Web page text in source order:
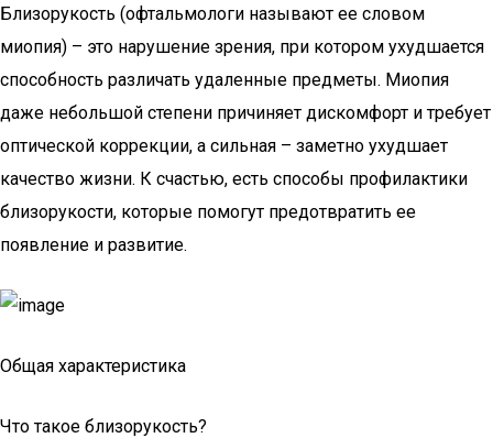
Близорукость (офтальмологи называют ее словом
миопия) – это нарушение зрения, при котором ухудшается
способность различать удаленные предметы. Миопия
даже небольшой степени причиняет дискомфорт и требует
оптической коррекции, а сильная – заметно ухудшает
качество жизни. К счастью, есть способы профилактики
близорукости, которые помогут предотвратить ее
появление и развитие.
Общая характеристика
Что такое близорукость?